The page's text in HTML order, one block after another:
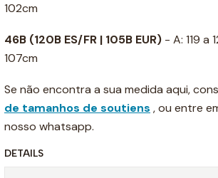
102cm
46B (120B ES/FR | 105B EUR) - A: 119 a
107cm
Se não encontra a sua medida aqui,
de tamanhos de soutiens , ou entre
nosso whatsapp.
DETAILS